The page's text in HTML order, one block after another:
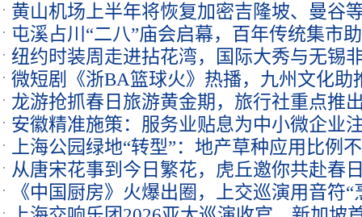
黄山机场上半年将恢复加密吉隆坡、曼谷
屯溪占川“二八”庙会启幕，百年传统集市
纽约时装周走进拈花湾，国际大秀与无锡
微短剧《浙BA篮球火》热播，九州文化助
龙游抢抓春日旅游黄金期，旅行社重点推
安徽精准施策：服务业贴息为中小微企业
上海公园绿地“转型”：地产草种应用比例
从唐宋花事到今日繁花，虎丘邀你共赴春
《中国厨房》火爆出圈，上交巡演用音符